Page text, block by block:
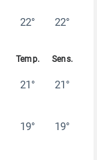
22° 22°
21° 21°
19° 19°